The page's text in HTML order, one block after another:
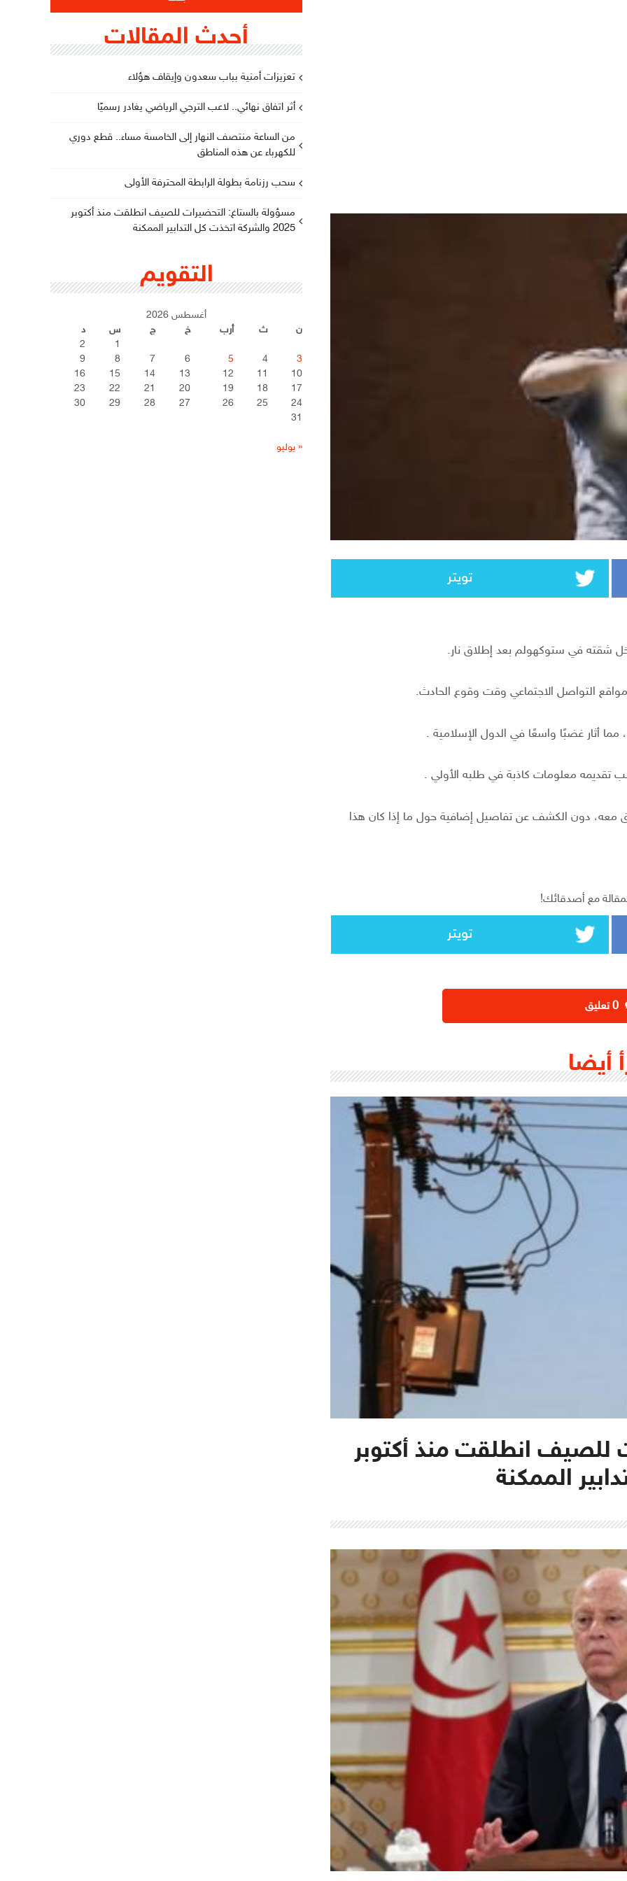
تويتر
شقته في ستوكهولم بعد إطلاق نار.
التواصل الاجتماعي وقت وقوع الحادث.
أثار غضبًا واسعًا في الدول الإسلامية .
تقديمه معلومات كاذبة في طلبه الأولي .
معه، دون الكشف عن تفاصيل إضافية حول ما إذا كان هذا
مع أصدقائك!
تويتر
‫0 تعليق
أيضا
للصيف انطلقت منذ أكتوبر
أحدث المقالات
تعزيزات أمنية بباب سعدون وإيقاف هؤلاء
أثر اتفاق نهائي.. لاعب الترجي الرياضي يغادر رسميًا
من الساعة منتصف النهار إلى الخامسة مساء.. قطع دوري
للكهرباء عن هذه المناطق
سحب رزنامة بطولة الرابطة المحترفة الأولى
مسؤولة بالستاغ: التحضيرات للصيف انطلقت منذ أكتوبر
2025 والشركة اتخذت كل التدابير الممكنة
التقويم
أغسطس 2026
ن
ث أرب خ ج س
د
1
2
3
4
5
6
7
8
9
10
11
12
13
14
15
16
17
18
19
20
21
22
23
24
25
26
27
28
29
30
31
« يوليو